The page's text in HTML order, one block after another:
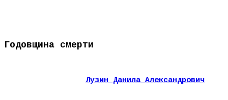
Годовщина смерти
Лузин Данила Александрович